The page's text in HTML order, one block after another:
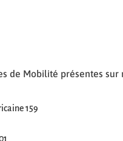
de Mobilité présentes
159